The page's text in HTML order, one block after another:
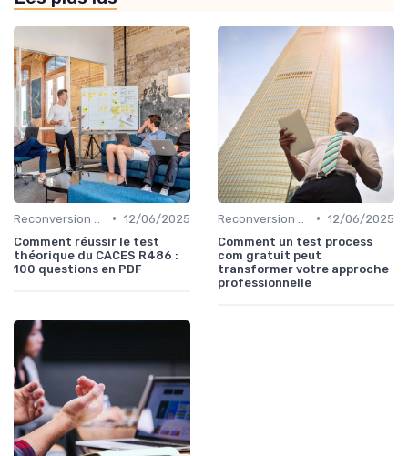
• 12/06/2025
Comment réussir le test
théorique du CACES R486 :
100 questions en PDF
• 12/06/2025
Comment un test process
com gratuit peut
transformer votre approche
professionnelle